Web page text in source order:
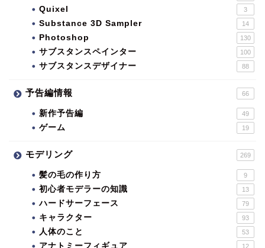
Quixel 3
Substance 3D Sampler 14
Photoshop 130
サブスタンスペインター 100
サブスタンスデザイナー 88
予告編情報 66
新作予告編 49
ゲーム 19
モデリング 269
髪の毛の作り方 9
初心者モデラーの知識 13
ハードサーフェース 79
キャラクター 93
人体のこと 53
アナトミーフィギュア 12